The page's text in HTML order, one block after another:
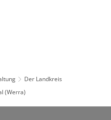
Der Landkreis
(Werra)